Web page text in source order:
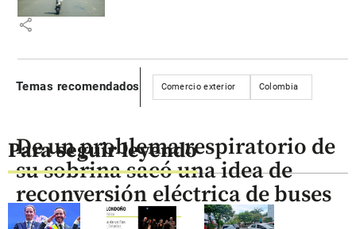
share
Temas recomendados Comercio exterior Colombia
Para seguir leyendo
De un problema respiratorio de
su sobrina sacó una idea de
reconversión eléctrica de buses